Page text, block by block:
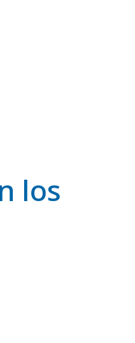
los